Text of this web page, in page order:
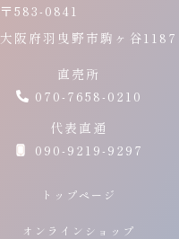
〒583-0841
大阪府羽曳野市駒ヶ谷1187
直売所
070-7658-0210
代表直通
090-9219-9297
トップページ
オンラインショップ